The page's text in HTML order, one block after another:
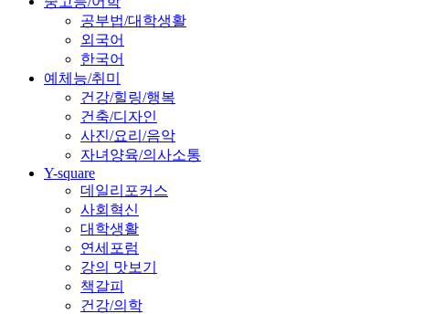
공부법/대학생활
외국어
한국어
예체능/취미
건강/힐링/행복
건축/디자인
사진/요리/음악
자녀양육/의사소통
Y-square
데일리포커스
사회혁신
대학생활
연세포럼
강의 맛보기
책갈피
건강/의학